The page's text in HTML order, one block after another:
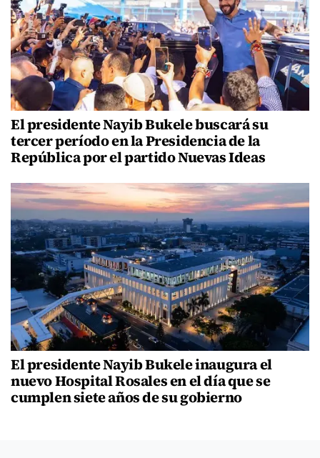
El presidente Nayib Bukele buscará su
tercer período en la Presidencia de la
República por el partido Nuevas Ideas
El presidente Nayib Bukele inaugura el
nuevo Hospital Rosales en el día que se
cumplen siete años de su gobierno